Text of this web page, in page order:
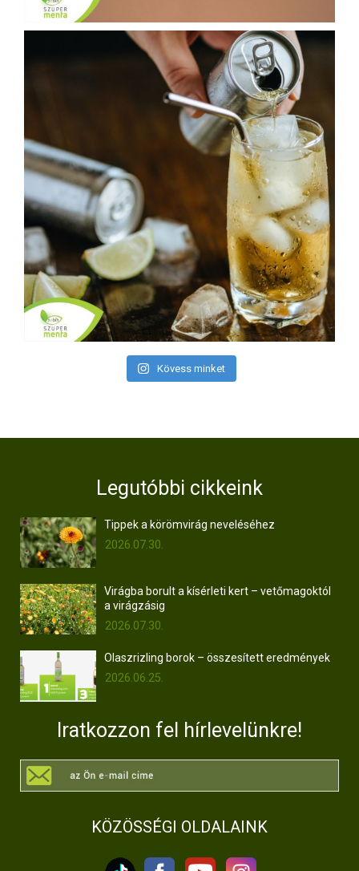
Kövess minket
Legutóbbi cikkeink
Tippek a körömvirág neveléséhez
2026.07.30.
Virágba borult a kísérleti kert – vetőmagoktól
a virágzásig
2026.07.30.
Olaszrizling borok – összesített eredmények
2026.06.25.
Iratkozzon fel hírlevelünkre!
KÖZÖSSÉGI OLDALAINK